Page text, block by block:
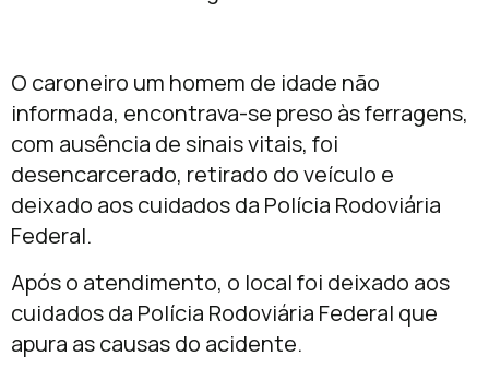
O caroneiro um homem de idade não
informada, encontrava-se preso às ferragens,
com ausência de sinais vitais, foi
desencarcerado, retirado do veículo e
deixado aos cuidados da Polícia Rodoviária
Federal.
Após o atendimento, o local foi deixado aos
cuidados da Polícia Rodoviária Federal que
apura as causas do acidente.